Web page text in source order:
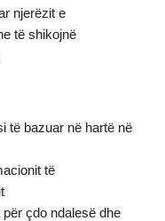
njerëzit e
të shikojnë
të bazuar në hartë në
të
çdo ndalesë dhe